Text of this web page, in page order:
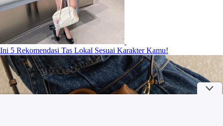
Ini 5 Rekomendasi Tas Lokal Sesuai Karakter Kamu!